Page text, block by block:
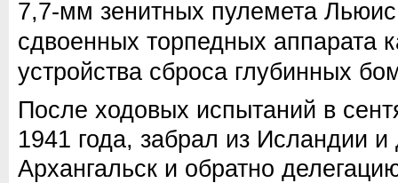
7,7-мм зенитных пулемета
сдвоенных торпедных аппарата
устройства сброса глубинных
После ходовых испытаний в
1941 года, забрал из Исландии и
Архангальск и обратно